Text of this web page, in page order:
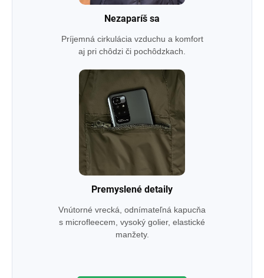
Nezaparíš sa
Príjemná cirkulácia vzduchu a komfort
aj pri chôdzi či pochôdzkach.
Premyslené detaily
Vnútorné vrecká, odnímateľná kapucňa
s microfleecem, vysoký golier, elastické
manžety.